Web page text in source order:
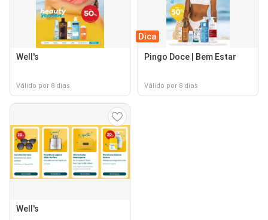
Well's
Válido por 8 dias
Dica
Pingo Doce | Bem Estar
Válido por 8 dias
Well's